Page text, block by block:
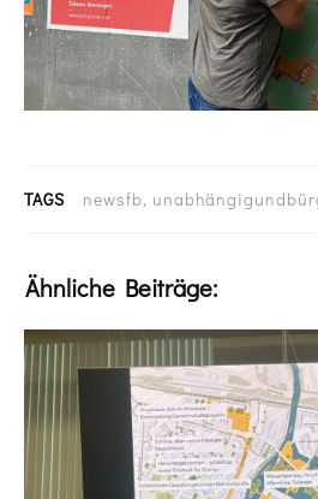
TAGS newsfb,
Ähnliche Beiträge: